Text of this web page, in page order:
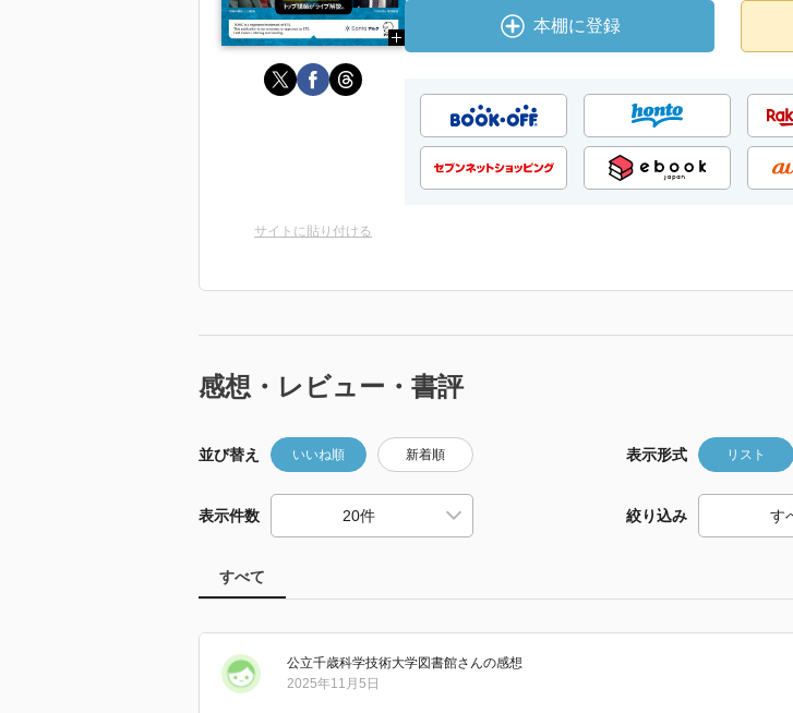
本棚に登録
サイトに貼り付ける
感想・レビュー・書評
並び替え いいね順 新着順 表示形式 リスト
表示件数 絞り込み
すべて
公立千歳科学技術大学図書館さんの感想
2025年11月5日